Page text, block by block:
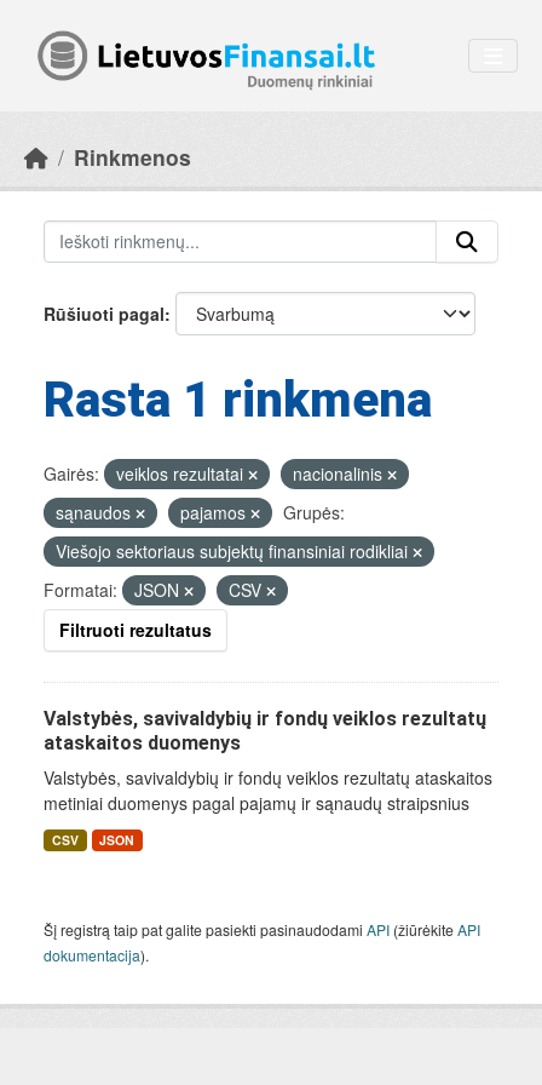
Rinkmenos
Rūšiuoti pagal
Rasta 1 rinkmena
Gairės: veiklos rezultatai
nacionalinis
sąnaudos
pajamos
Grupės:
Viešojo sektoriaus subjektų finansiniai rodikliai
Formatai:
JSON
CSV
Filtruoti rezultatus
Valstybės, savivaldybių ir fondų veiklos rezultatų
ataskaitos duomenys
Valstybės, savivaldybių ir fondų veiklos rezultatų ataskaitos
metiniai duomenys pagal pajamų ir sąnaudų straipsnius
CSV JSON
Šį registrą taip pat galite pasiekti pasinaudodami API (žiūrėkiteAPI
dokumentacija).